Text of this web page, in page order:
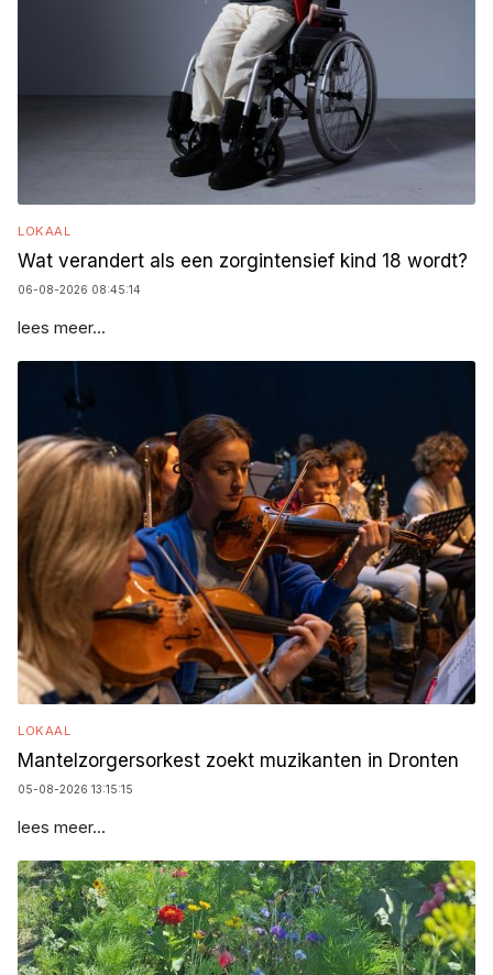
LOKAAL
Wat verandert als een zorgintensief kind 18 wordt?
06-08-2026 08:45:14
lees meer...
LOKAAL
Mantelzorgersorkest zoekt muzikanten in Dronten
05-08-2026 13:15:15
lees meer...